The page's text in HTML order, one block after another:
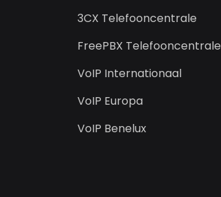
3CX Telefooncentrale
FreePBX Telefooncentrale
VoIP Internationaal
VoIP Europa
VoIP Benelux